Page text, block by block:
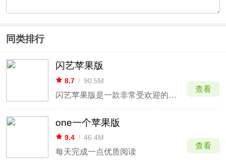
同类排行
闪艺苹果版
8.7 / 90.5M
闪艺苹果版是一款非常受欢迎的互动式小说平台
查看
one一个苹果版
9.4 / 46.4M
每天完成一点优质阅读
查看